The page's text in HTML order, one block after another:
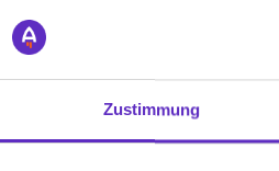
Zustimmung
HOTELFACH (m/w/d) -
Birgit Brune OHG -